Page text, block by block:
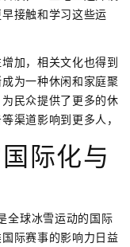
接触和学习这些运
加，相关文化也得到
为一种休闲和家庭聚
民众提供了更多的休
渠道影响到更多人，
际化与
全球冰雪运动的国际
际赛事的影响力日益